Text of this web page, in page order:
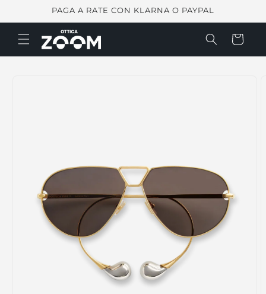
direttamente
ai contenuti
PAGA A RATE CON KLARNA O PAYPAL
Carrello